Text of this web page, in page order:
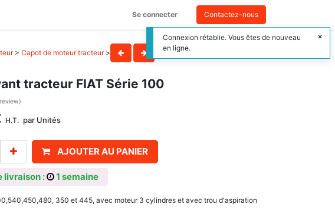
Se connecter Contactez-nous
> Capot de moteur tracteur>
tracteur FIAT Série 100
H.T. par Unités
AJOUTER AU PANIER
livraison : 1 semaine
350 et 445, avec moteur 3 cylindres et avec trou d'aspiration
Connexion rétablie. Vous êtes de nouveau
en ligne.